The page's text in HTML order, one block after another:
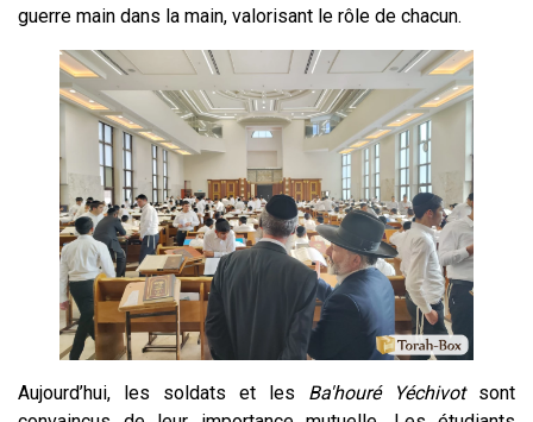
guerre main dans la main, valorisant le rôle de chacun.
Aujourd’hui, les soldats et les Ba'houré Yéchivotsont